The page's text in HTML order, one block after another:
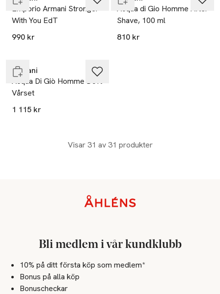
Emporio Armani Stronger
With You EdT
990 kr
Acqua di Gio Homme After
Shave, 100 ml
810 kr
Armani
Acqua Di Giò Homme Doft
Vårset
1 115 kr
Visar 31 av 31 produkter
Bli medlem i vår kundklubb
10% på ditt första köp som medlem*
Bonus på alla köp
Bonuscheckar